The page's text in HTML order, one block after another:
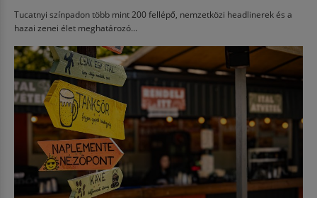
Tucatnyi színpadon több mint 200 fellépő, nemzetközi headlinerek és a
hazai zenei élet meghatározó...